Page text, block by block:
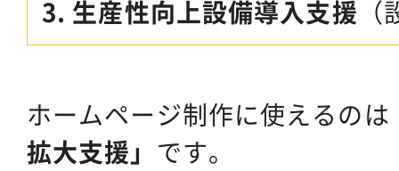
3. 生産性向上設備導入支援
ホームページ制作に使えるのは
拡大支援」 です。